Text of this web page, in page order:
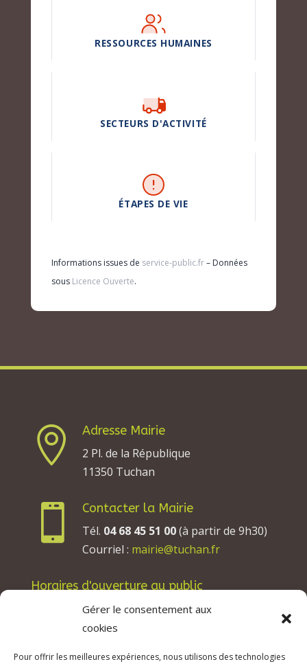
Gérer le consentement aux
cookies
Pour offrir les meilleures expériences, nous utilisons des technologies
RESSOURCES HUMAINES
SECTEURS D'ACTIVITÉ
ÉTAPES DE VIE
Informations issues de service-public.fr– Données
sous Licence Ouverte.

Adresse Mairie
2 Pl. de la République
11350 Tuchan

Contacter la Mairie
Tél. 04 68 45 51 00(à partir de 9h30)
Courriel : mairie@tuchan.fr
Horaires d'ouverture au public
Les lundis, mardis et jeudis : de 8h à 12h et de
13h30 à 17h30.